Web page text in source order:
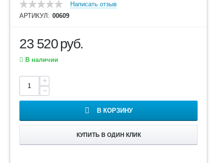
Написать отзыв
АРТИКУЛ: 00609
23 520руб.
В наличии
+
−
В КОРЗИНУ
КУПИТЬ В ОДИН КЛИК